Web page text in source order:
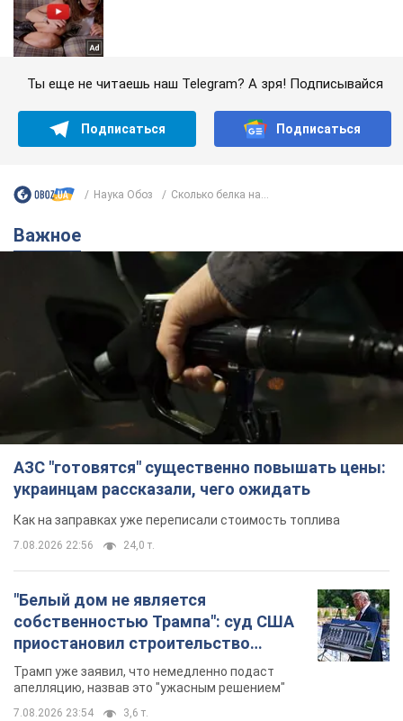
Ты еще не читаешь наш Telegram? А зря! Подписывайся
Подписаться Подписаться
Наука Обоз Сколько белка на...
Важное
АЗС "готовятся" существенно повышать цены:
украинцам рассказали, чего ожидать
Как на заправках уже переписали стоимость топлива
7.08.2026 22:56 24,0 т.
"Белый дом не является
собственностью Трампа": суд США
приостановил строительство
бального зала стоимостью 400 млн
долларов
Трамп уже заявил, что немедленно подаст
апелляцию, назвав это "ужасным решением"
7.08.2026 23:54 3,6 т.